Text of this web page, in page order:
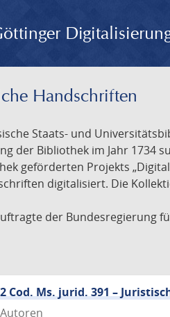
Handschriften
Staats- und
der Bibliothek im Jahr 1734
geförderten Projekts
digitalisiert. Die
der Bundesregierung
2 Cod. Ms. jurid. 391 –
Autoren